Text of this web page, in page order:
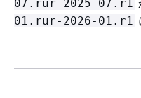
07.rur-2025-07.r1
01.rur-2026-01.r1